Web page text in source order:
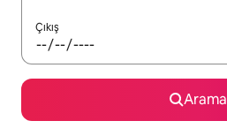
Çıkış
Arama